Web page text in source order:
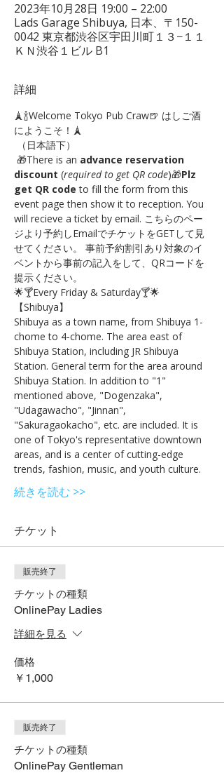
2023年10月28日 19:00 – 22:00
Lads Garage Shibuya, 日本、〒150-
0042 東京都渋谷区宇田川町１３−１１
ＫＮ渋谷１ビル B1
詳細
🗼🍾Welcome Tokyo Pub Craw🍺 はしご酒
にようこそ！🗼
（日本語下）
🎁There is an advance reservation
discount (required to get QR code)🎁Plz
get QR code to fill the form from this
event page then show it to reception. You
will recieve a ticket by email. こちらのペー
ジより予約しEmailでチケットをGETして見
せてください。 事前予約割引あり対象のイ
ベントから事前の記入をして、QRコードを
提示ください。
🌟🍸Every Friday & Saturday🍸🌟
【Shibuya】
Shibuya as a town name, from Shibuya 1-
chome to 4-chome. The area east of
Shibuya Station, including JR Shibuya
Station. General term for the area around
Shibuya Station. In addition to "1"
mentioned above, "Dogenzaka",
"Udagawacho", "Jinnan",
"Sakuragaokacho", etc. are included. It is
one of Tokyo's representative downtown
areas, and is a center of cutting-edge
trends, fashion, music, and youth culture.
続きを読む >>
チケット
販売終了
チケットの種類
OnlinePay Ladies
詳細を見る
価格
￥1,000
販売終了
チケットの種類
OnlinePay Gentleman